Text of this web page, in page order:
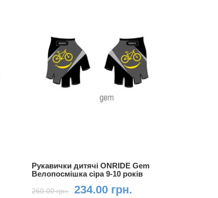
Рукавички дитячі ONRIDE Gem
Велопосмішка сіра 9-10 років
260.00 грн. 234.00 грн.